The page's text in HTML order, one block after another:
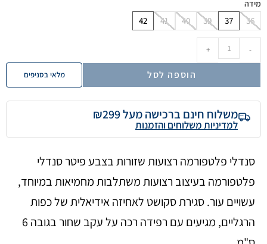
מידה
36
37
39
40
41
42
-
+
הוספה לסל מלאי בסניפים
משלוח חינם ברכישה מעל ₪299
למדיניות משלוחים והזמנות
סנדלי פלטפורמה רצועות שזורות בצבע פיטר סנדלי
פלטפורמה בעיצוב רצועות משתלבות מחמיאות במיוחד,
עשויים עור. סגירת סקושט לאחיזה אידיאלית של כפות
הרגליים, מגיעים עם רפידה רכה על עקב שחור בגובה 6